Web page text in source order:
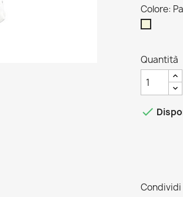
Colore:
Quantità

Condividi